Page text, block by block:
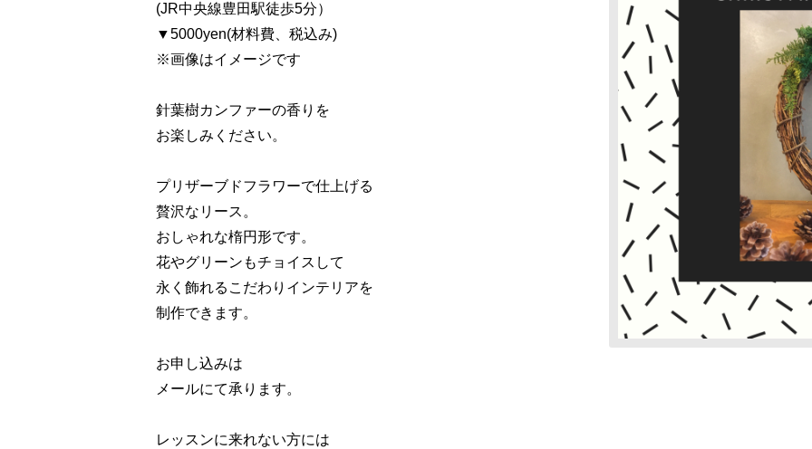
(JR中央線豊田駅徒歩5分）
▼5000yen(材料費、税込み)
※画像はイメージです
針葉樹カンファーの香りを
お楽しみください。
プリザーブドフラワーで仕上げる
贅沢なリース。
おしゃれな楕円形です。
花やグリーンもチョイスして
永く飾れるこだわりインテリアを
制作できます。
お申し込みは
メールにて承ります。
レッスンに来れない方には